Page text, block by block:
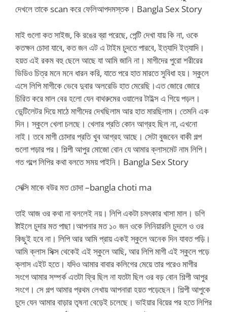
দেখলে তাকে scan করে ফেলিআপদমস্তক। Bangla Sex Story
মাই গুলো কত সাইজ, কি রঙের ব্রা পরেছে, পেন্টি দেখা যায় কি না, ওকে
কতক্ষন চোদা যাবে, কত জন এট এ টাইম চুদতে পারবে, ইত্যাদি ইত্যাদি।
হয়ত এই রকম বহু ছেলে আছে যা আমি জানি না। মাগীদের পুরো শরীরের
ভিডিও চিত্র মনে মনে ধারন করি, যাতে পরে হাত মারতে সুবিধা হয়। স্কুলে
এসে লিপি মাগীকে ভেবে দুবার অলরেডি হাত মেরেছি।এত জোরে জোরে
চিরিত করে মাল বের হলো যেন বাথরুমের ওয়ালের টাইল্স এ গিয়ে পড়ল।
ভেন্টিলেটর দিয়ে মাঠে মাগীদের দেখছিলাম আর হাত মারছিলাম। তেমনি এক
দিন। স্কুলে খেলা চলছে। খেলার প্রতি কোন আগ্রহ ছিল না, এখনো
নাই। তবে মাগী চোদার প্রতি খুব আগ্রহ আছে। সেটা বুজবেন বাকী গল্প
গুলো পড়ার পর। শিল্পী আপুর মোজো বোন যে আমার ক্লাসমেট নাম লিপি।
গত গল্পে লিপির কথা বলতে সময় পাইনি। Bangla Sex Story
সেক্সি মাকে বউর মত চোদা –bangla choti ma
তাই আজ ওর কথা না বললেই নয়। লিপি একটা চমৎকার খাসা মাল। ডগি
ষ্টাইলে চুদার মত পাছা।আপনার মত ১০ জন ওকে লিনিয়ারলি চুদলে ও ওর
কিছুই হবে না। লিপি আর আমি প্রায় একই স্কুলে অনেক দিন যাবত পড়ি।
আমি ক্লাস সিক্স থেকেই এই স্কুলে আছি, আর লিপি মাগী এই স্কুলে পড়ে
ক্লাস এইট হতে। যদিও আমার বাবার কলিগের মেয়ে তার পরেও মাগীর
সংগে আমার সম্পর্ক এতটা ফ্রি ছিল না যতটা ছিল ওর বড় বোন শিল্পী আপুর
সংগে। সে গল্প আমার প্রথম লেখায় আপনারা হয়ত পড়েছেন। শিল্পী আপুকে
চুদে যেন আমার বাড়ার তৃষনা বেড়েই চলেছে। ভাইয়ার বিয়ের পর হতে লিপির